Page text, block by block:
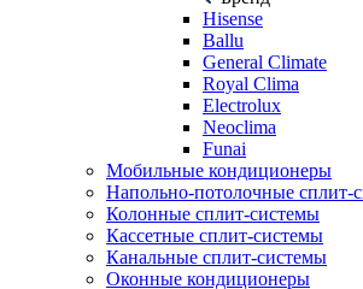
Hisense
Ballu
General Climate
Royal Clima
Electrolux
Neoclima
Funai
Мобильные кондиционеры
Напольно-потолоч​ные ​сплит-
Колонные ​​сплит-системы
Кассетные сплит-системы
Канальные сплит-системы
Оконные кондиционеры